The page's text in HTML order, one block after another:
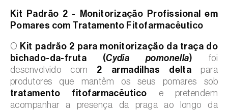
Kit Padrão 2 - Monitorização Profissional em
Pomares com Tratamento Fitofarmacêutico
O Kit padrão 2 para monitorização da traça do
bichado-da-fruta (Cydia pomonella) foi
desenvolvido com 2 armadilhas delta para
produtores que mantêm os seus pomares sob
tratamento fitofarmacêutico e pretendem
acompanhar a presença da praga ao longo da